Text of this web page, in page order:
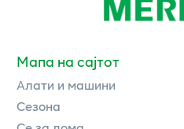
Мапа на сајтот
Алати и машини
Сезона